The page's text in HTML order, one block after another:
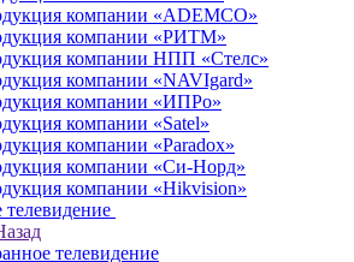
компании «ADEMCO»
компании «РИТМ»
компании НПП «Стелс»
компании «NAVIgard»
компании «ИПРо»
компании «Satel»
компании «Paradox»
компании «Си-Норд»
компании «Hikvision»
телевидение